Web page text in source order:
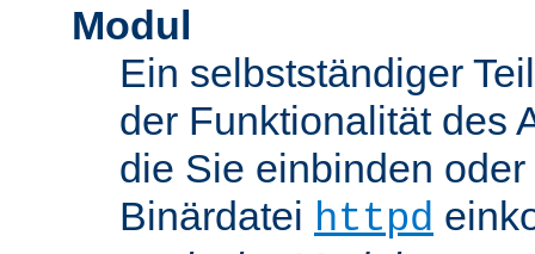
Modul
Ein selbstständiger
der Funktionalität des
die Sie einbinden
Binärdatei httpd